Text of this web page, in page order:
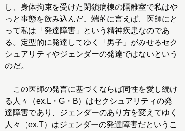
し、身体拘束を受けた閉鎖病棟の隔離室で私はや
っと事態を飲み込んだ。端的に言えば、医師にと
って私は「発達障害」という精神疾患なのであ
る。定型的に発達してゆく「男子」がみせるセク
シュアリティやジェンダーの発達ではないという
のだ。
この医師の発言に基づくならば同性を愛し続け
る人々（ex.L・G・B）はセクシュアリティの発
達障害であり、ジェンダーのあり方を変えてゆく
人々（ex.T）はジェンダーの発達障害だというこ